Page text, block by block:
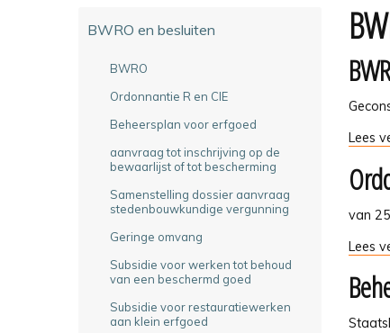
BWRO en besluiten
BWRO
Ordonnantie R en CIE
Beheersplan voor erfgoed
aanvraag tot inschrijving op de
bewaarlijst of tot bescherming
Samenstelling dossier aanvraag
stedenbouwkundige vergunning
Geringe omvang
Subsidie voor werken tot behoud
van een beschermd goed
Subsidie voor restauratiewerken
aan klein erfgoed
BWRO
Lees
van
en
CIE
-
Lees